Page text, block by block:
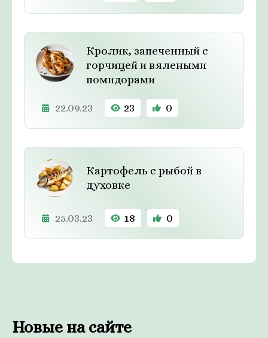
Кролик, запеченный с
горчицей и вялеными
помидорами
22.09.23 23 0
Картофель с рыбой в
духовке
25.03.23 18 0
Новые на сайте